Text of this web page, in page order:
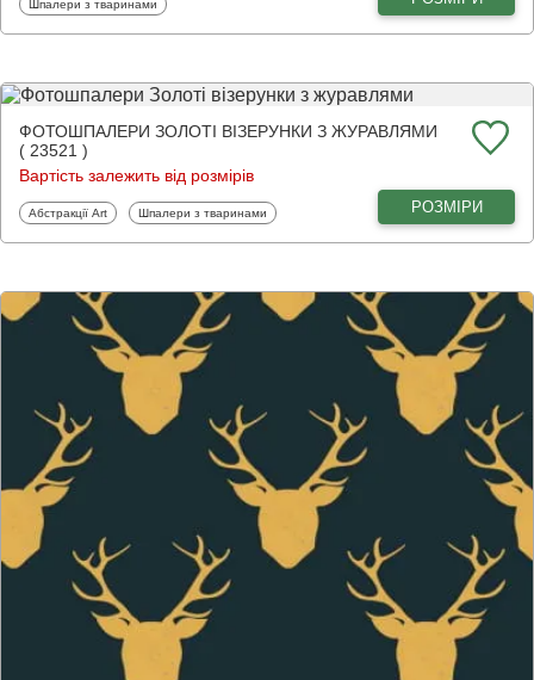
Фотошпалери
Шпалери з тваринами
ФОТОШПАЛЕРИ ЗОЛОТІ ВІЗЕРУНКИ З ЖУРАВЛЯМИ
( 23521 )
Вартість залежить від розмірів
Фотошпалери
Абстракції Art Фотошпалери
Шпалери з тваринами РОЗМІРИ